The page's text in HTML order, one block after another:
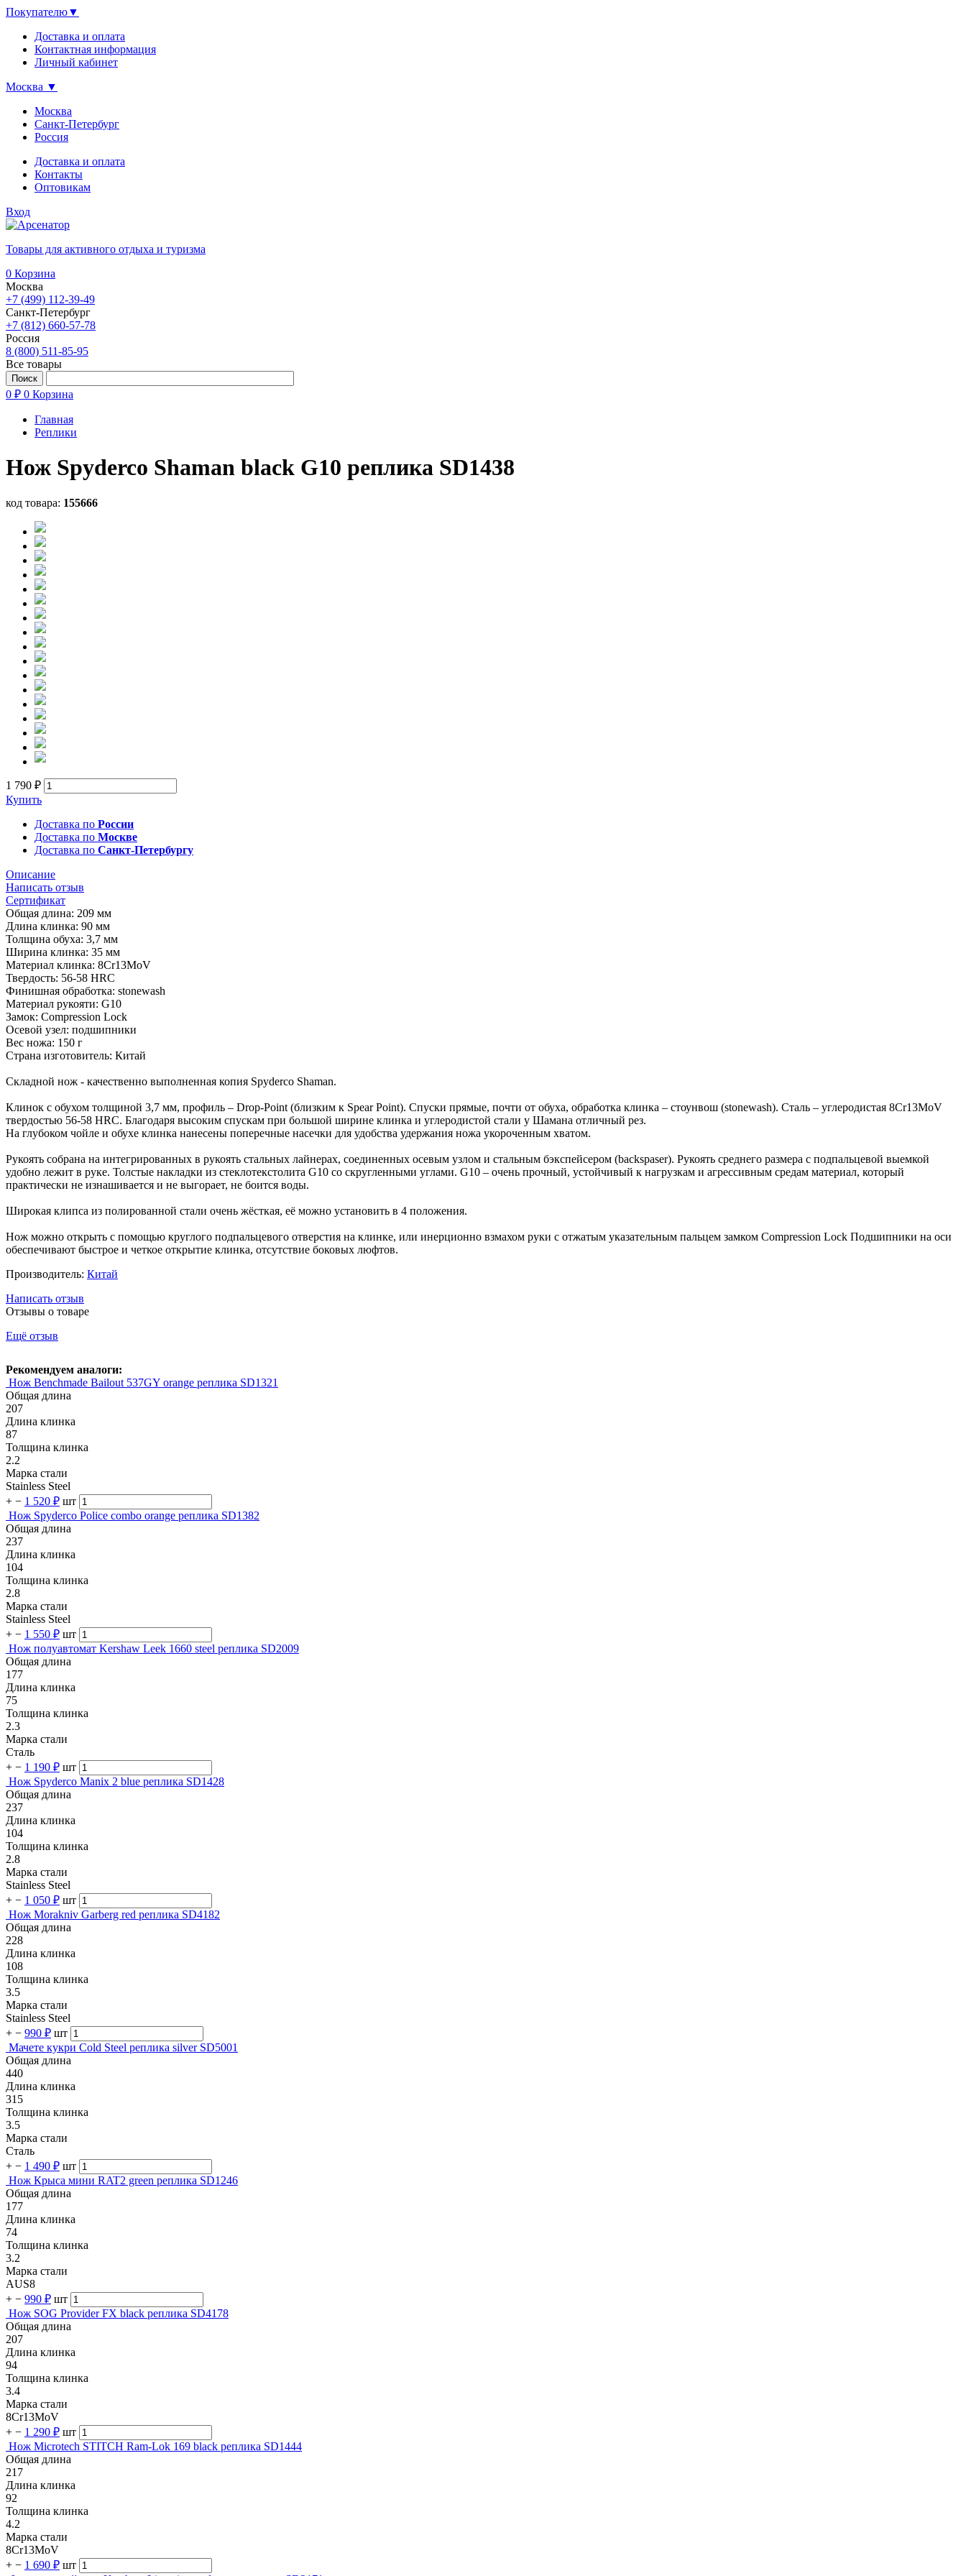
Покупателю▼
Доставка и оплата
Контактная информация
Личный кабинет
Москва ▼
Москва
Санкт-Петербург
Россия
Доставка и оплата
Контакты
Оптовикам
Вход
Товары для активного отдыха и туризма
0 Корзина
Москва
+7 (499) 112-39-49
Санкт-Петербург
+7 (812) 660-57-78
Россия
8 (800) 511-85-95
Все товары
0 ₽ 0 Корзина
Главная
Реплики
Нож Spyderco Shaman black G10 реплика SD1438
код товара: 155666
1 790 ₽
Купить
Доставка по России
Доставка по Москве
Доставка по Санкт-Петербургу
Описание
Написать отзыв
Сертификат
Общая длина: 209 мм
Длина клинка: 90 мм
Толщина обуха: 3,7 мм
Ширина клинка: 35 мм
Материал клинка: 8Cr13MoV
Твердость: 56-58 HRC
Финишная обработка: stonewash
Материал рукояти: G10
Замок: Compression Lock
Осевой узел: подшипники
Вес ножа: 150 г
Страна изготовитель: Китай
Складной нож - качественно выполненная копия Spyderco Shaman.
Клинок с обухом толщиной 3,7 мм, профиль – Drop-Point (близким к Spear Point). Спуски прямые, почти от обуха, обработка клинка – стоунвош (stonewash). Сталь – углеродистая 8Cr13MoV
твердостью 56-58 HRC. Благодаря высоким спускам при большой ширине клинка и углеродистой стали у Шамана отличный рез.
На глубоком чойле и обухе клинка нанесены поперечные насечки для удобства удержания ножа укороченным хватом.
Рукоять собрана на интегрированных в рукоять стальных лайнерах, соединенных осевым узлом и стальным бэкспейсером (backspaser). Рукоять среднего размера с подпальцевой выемкой
удобно лежит в руке. Толстые накладки из стеклотекстолита G10 со скругленными углами. G10 – очень прочный, устойчивый к нагрузкам и агрессивным средам материал, который
практически не изнашивается и не выгорает, не боится воды.
Широкая клипса из полированной стали очень жёсткая, её можно установить в 4 положения.
Нож можно открыть с помощью круглого подпальцевого отверстия на клинке, или инерционно взмахом руки с отжатым указательным пальцем замком Compression Lock Подшипники на оси
обеспечивают быстрое и четкое открытие клинка, отсутствие боковых люфтов.
Производитель: Китай
Написать отзыв
Отзывы о товаре
Ещё отзыв
Рекомендуем аналоги:
Нож Benchmade Bailout 537GY orange реплика SD1321
Общая длина
207
Длина клинка
87
Толщина клинка
2.2
Марка стали
Stainless Steel
+ − 1 520 ₽ шт
Нож Spyderco Police combo orange реплика SD1382
Общая длина
237
Длина клинка
104
Толщина клинка
2.8
Марка стали
Stainless Steel
+ − 1 550 ₽ шт
Нож полуавтомат Kershaw Leek 1660 steel реплика SD2009
Общая длина
177
Длина клинка
75
Толщина клинка
2.3
Марка стали
Сталь
+ − 1 190 ₽ шт
Нож Spyderco Manix 2 blue реплика SD1428
Общая длина
237
Длина клинка
104
Толщина клинка
2.8
Марка стали
Stainless Steel
+ − 1 050 ₽ шт
Нож Morakniv Garberg red реплика SD4182
Общая длина
228
Длина клинка
108
Толщина клинка
3.5
Марка стали
Stainless Steel
+ − 990 ₽ шт
Мачете кукри Cold Steel реплика silver SD5001
Общая длина
440
Длина клинка
315
Толщина клинка
3.5
Марка стали
Сталь
+ − 1 490 ₽ шт
Нож Крыса мини RAT2 green реплика SD1246
Общая длина
177
Длина клинка
74
Толщина клинка
3.2
Марка стали
AUS8
+ − 990 ₽ шт
Нож SOG Provider FX black реплика SD4178
Общая длина
207
Длина клинка
94
Толщина клинка
3.4
Марка стали
8Cr13MoV
+ − 1 290 ₽ шт
Нож Microtech STITCH Ram-Lok 169 black реплика SD1444
Общая длина
217
Длина клинка
92
Толщина клинка
4.2
Марка стали
8Cr13MoV
+ − 1 690 ₽ шт